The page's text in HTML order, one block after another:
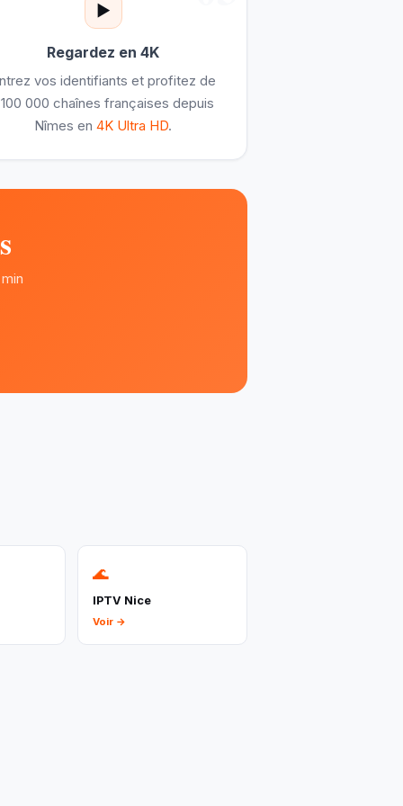
▶️
Regardez en 4K
vos identifiants et profitez de
000 chaînes françaises depuis
Nîmes en4K Ultra HD.
🌊
IPTV Nice
Voir →